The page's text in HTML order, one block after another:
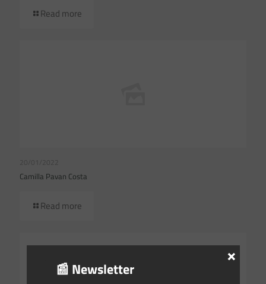
Read more
20/01/2022
Camilla Pavan Costa
Read more
📰 Newsletter
×